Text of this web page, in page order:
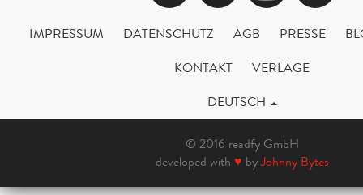
IMPRESSUM DATENSCHUTZ AGB PRESSE
KONTAKT
VERLAGE
DEUTSCH
© 2016 readfy GmbH
developed with ♥ byJohnny Bytes